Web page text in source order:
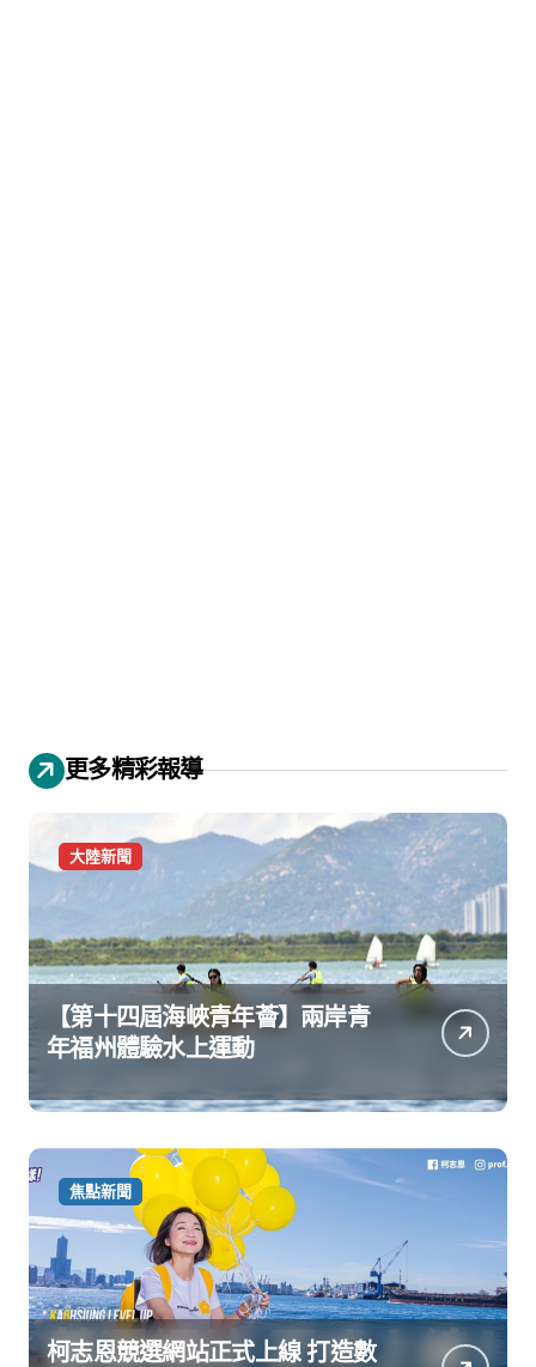
更多精彩報導
大陸新聞
【第十四屆海峽青年薈】兩岸青
年福州體驗水上運動
焦點新聞
柯志恩競選網站正式上線 打造數